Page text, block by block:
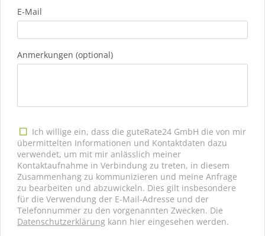
E-Mail
Anmerkungen (optional)
Ich willige ein, dass die guteRate24 GmbH die von mir
übermittelten Informationen und Kontaktdaten dazu
verwendet, um mit mir anlässlich meiner
Kontaktaufnahme in Verbindung zu treten, in diesem
Zusammenhang zu kommunizieren und meine Anfrage
zu bearbeiten und abzuwickeln. Dies gilt insbesondere
für die Verwendung der E-Mail-Adresse und der
Telefonnummer zu den vorgenannten Zwecken. Die
Datenschutzerklärung kann hier eingesehen werden.